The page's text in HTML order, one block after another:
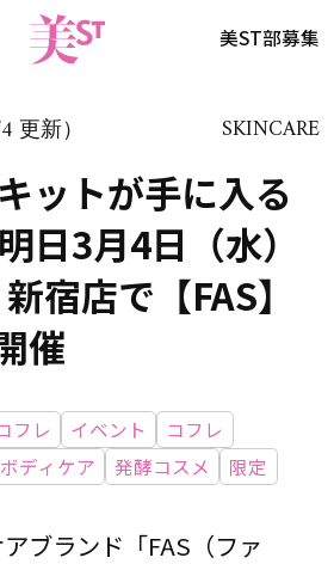
美ST部募集
更新） SKINCARE
ットが手に入る
日3月4日（水）
宿店で【FAS】
催
フレ イベント
コフレ
ボディケア 発酵コスメ 限定
ブランド「FAS（ファ